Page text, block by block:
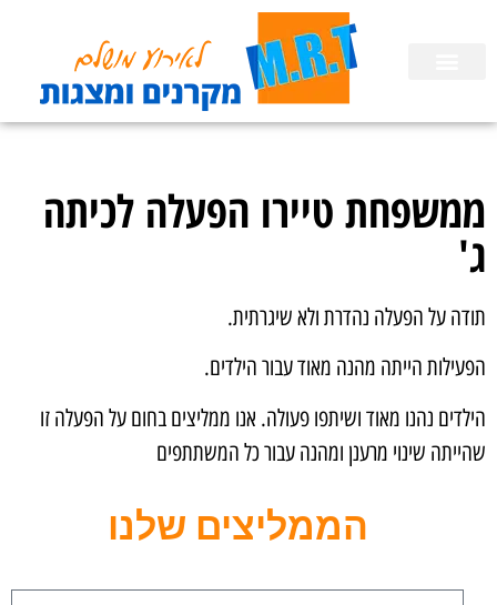
ממשפחת טיירו הפעלה לכיתה
ג'
תודה על הפעלה נהדרת ולא שיגרתית.
הפעילות הייתה מהנה מאוד עבור הילדים.
הילדים נהנו מאוד ושיתפו פעולה. אנו ממליצים בחום על הפעלה זו
שהייתה שינוי מרענן ומהנה עבור כל המשתתפים
הממליצים שלנו